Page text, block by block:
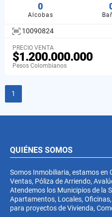
0
Alcobas
10090824
PRECIO VENTA
$1.200.000.000
Pesos Colombianos
1
QUIÉNES SOMOS
Somos Inmobiliaria, estamos en
Ventas, Póliza de Arriendo,
Atendemos los Municipios de la
Apartamentos, Locales,
para proyectos de Vivienda,